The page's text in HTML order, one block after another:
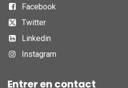
Facebook
Twitter
Linkedin
Instagram
Entrer en contact